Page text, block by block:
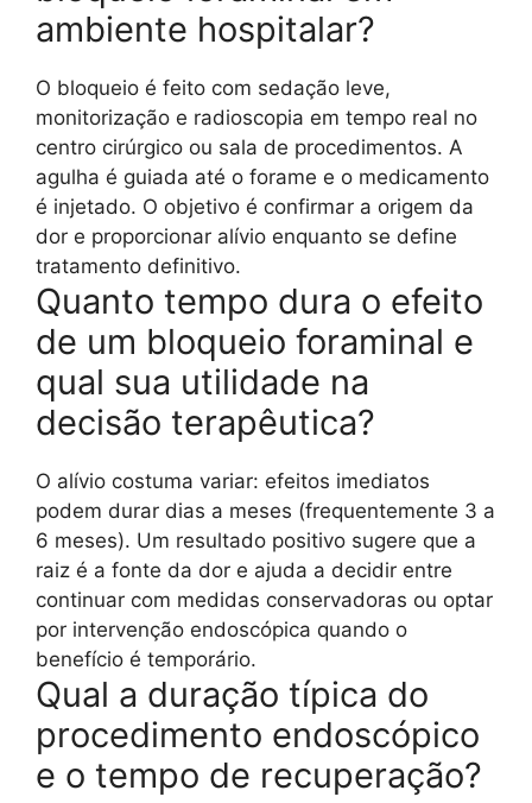
ambiente hospitalar?
O bloqueio é feito com sedação leve,
monitorização e radioscopia em tempo real no
centro cirúrgico ou sala de procedimentos. A
agulha é guiada até o forame e o medicamento
é injetado. O objetivo é confirmar a origem da
dor e proporcionar alívio enquanto se define
tratamento definitivo.
Quanto tempo dura o efeito
de um bloqueio foraminal e
qual sua utilidade na
decisão terapêutica?
O alívio costuma variar: efeitos imediatos
podem durar dias a meses (frequentemente 3 a
6 meses). Um resultado positivo sugere que a
raiz é a fonte da dor e ajuda a decidir entre
continuar com medidas conservadoras ou optar
por intervenção endoscópica quando o
benefício é temporário.
Qual a duração típica do
procedimento endoscópico
e o tempo de recuperação?